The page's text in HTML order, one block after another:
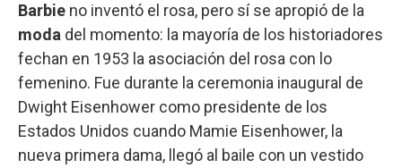
Barbie no inventó el rosa, pero sí se apropió de la
moda del momento: la mayoría de los historiadores
fechan en 1953 la asociación del rosa con lo
femenino. Fue durante la ceremonia inaugural de
Dwight Eisenhower como presidente de los
Estados Unidos cuando Mamie Eisenhower, la
nueva primera dama, llegó al baile con un vestido